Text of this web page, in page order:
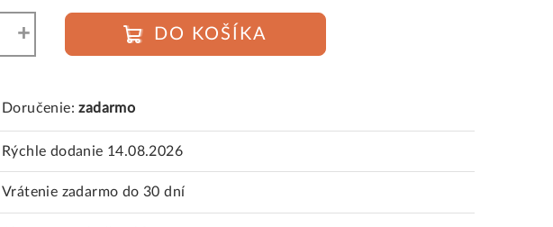
+ DO KOŠÍKA
Doručenie:zadarmo
Rýchle dodanie 14.08.2026
Vrátenie zadarmo do 30 dní